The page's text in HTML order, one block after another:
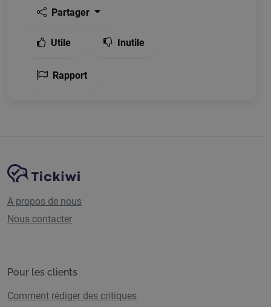
Partager
Utile Inutile
Rapport
Navigation du sitePlate-forme Tickiwi
A propos de nous
Nous contacter
Pour les clients
Comment rédiger des critiques